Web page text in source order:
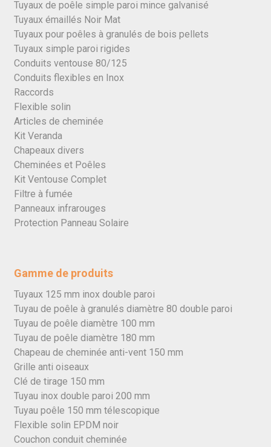
Tuyaux de poêle simple paroi mince galvanisé
Tuyaux émaillés Noir Mat
Tuyaux pour poêles à granulés de bois pellets
Tuyaux simple paroi rigides
Conduits ventouse 80/125
Conduits flexibles en Inox
Raccords
Flexible solin
Articles de cheminée
Kit Veranda
Chapeaux divers
Cheminées et Poêles
Kit Ventouse Complet
Filtre à fumée
Panneaux infrarouges
Protection Panneau Solaire
Gamme de produits
Tuyaux 125 mm inox double paroi
Tuyau de poêle à granulés diamètre 80 double paroi
Tuyau de poêle diamètre 100 mm
Tuyau de poêle diamètre 180 mm
Chapeau de cheminée anti-vent 150 mm
Grille anti oiseaux
Clé de tirage 150 mm
Tuyau inox double paroi 200 mm
Tuyau poêle 150 mm télescopique
Flexible solin EPDM noir
Couchon conduit cheminée